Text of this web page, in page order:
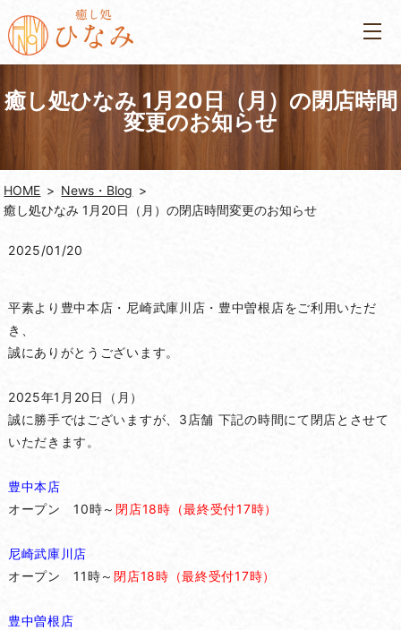
癒し処ひなみ 1月20日（月）の閉店時間
変更のお知らせ
HOME
News・Blog
癒し処ひなみ 1月20日（月）の閉店時間変更のお知らせ
2025/01/20
平素より豊中本店・尼崎武庫川店・豊中曽根店をご利用いただ
き、
誠にありがとうございます。
2025年1月20日（月）
誠に勝手ではございますが、3店舗 下記の時間にて閉店とさせて
いただきます。
豊中本店
オープン 10時～閉店18時（最終受付17時）
尼崎武庫川店
オープン 11時～閉店18時（最終受付17時）
豊中曽根店